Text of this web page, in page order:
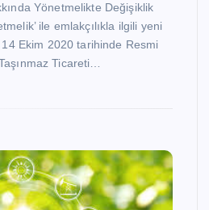
Yönetmelikte Değişiklik
ile emlakçılıkla ilgili yeni
Ekim 2020 tarihinde Resmi
Ticareti…